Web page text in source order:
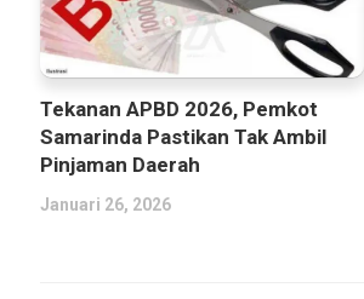
Tekanan APBD 2026, Pemkot
Samarinda Pastikan Tak Ambil
Pinjaman Daerah
Januari 26, 2026